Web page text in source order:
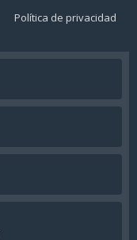
Política de privacidad